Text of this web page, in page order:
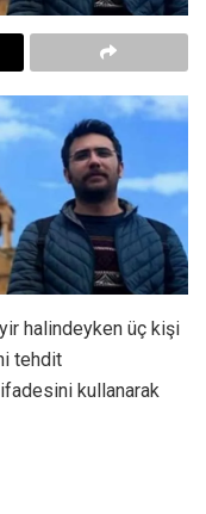
halindeyken üç kişi
tehdit
ifadesini kullanarak